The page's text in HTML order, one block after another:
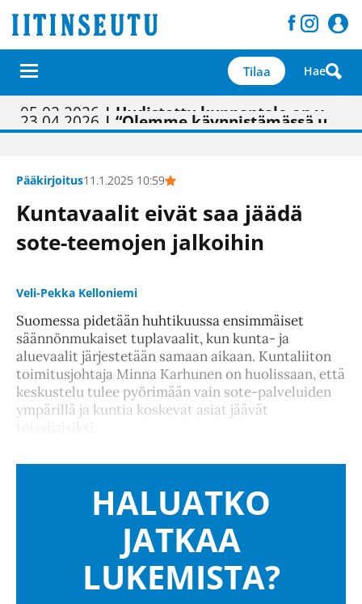
Tilaa Hae
01.02.2026 | Painon vaihtumisen pitäisi näkyä hieman parempana painojäljen laatuna lehdessä
05.02.2026 | Uudistettu kunnantalo on valoisa
23.04.2026 | “Olemme käynnistämässä uudelleen keskustavisiotyön”
09.05.2026| "Maalla on totuttu elämään omavaraisemmin kuin kaupungissa"
Pääkirjoitus11.1.2025 10:59
Kuntavaalit eivät saa jäädä
sote-teemojen jalkoihin
Veli-Pekka Kelloniemi
Suomessa pidetään huhtikuussa ensimmäiset
säännönmukaiset tuplavaalit, kun kunta- ja
aluevaalit järjestetään samaan aikaan. Kuntaliiton
toimitusjohtaja Minna Karhunen on huolissaan, että
keskustelu tulee pyörimään vain sote-palveluiden
ympärillä ja kuntia koskevat asiat jäävät
toissijaisiksi.
HALUATKO
JATKAA
LUKEMISTA?